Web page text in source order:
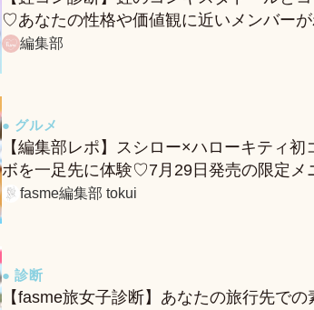
♡あなたの性格や価値観に近いメンバー
る、fasmeの新診断がスタート！
編集部
● グルメ
【編集部レポ】スシロー×ハローキティ初
ボを一足先に体験♡7月29日発売の限定メ
ー＆グッズをレポ！
fasme編集部 tokui
● 診断
【fasme旅女子診断】あなたの旅行先での